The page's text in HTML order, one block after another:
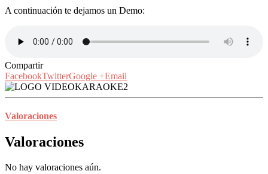
A continuación te dejamos un Demo:
Compartir
FacebookTwitterGoogle +Email
Valoraciones
Valoraciones
No hay valoraciones aún.